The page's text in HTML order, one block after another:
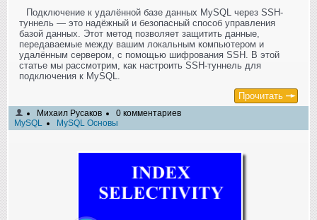
Подключение к удалённой базе данных MySQL через SSH-
туннель — это надёжный и безопасный способ управления
базой данных. Этот метод позволяет защитить данные,
передаваемые между вашим локальным компьютером и
удалённым сервером, с помощью шифрования SSH. В этой
статье мы рассмотрим, как настроить SSH-туннель для
подключения к MySQL.
Прочитать
Михаил Русаков
0 комментариев
MySQL
MySQL Основы